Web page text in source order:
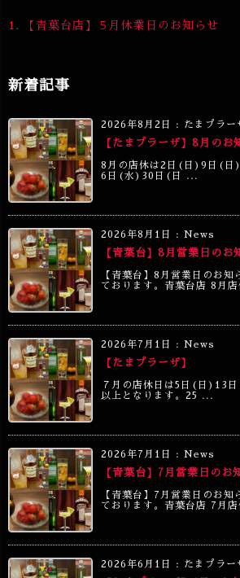
1. 【青葉台店】５月休業日のお知らせ
新着記事
2026年8月2日 : たまプラ
【たまプラーザ】8月のお
8月の店休は2日(日)9日(
6日(水)30日(日 ...
2026年8月1日 : News
【青葉台】8月営業日のお
【青葉台】8月営業日のお知
ております。青葉台店 8月
2026年7月1日 : News
【たまプラーザ】
７月の店休日は5日(日)13
以上となります。25 ...
2026年7月1日 : News
【青葉台】7月営業日のお
【青葉台】7月営業日のお知
ております。青葉台店 7月
2026年6月1日 : たまプラ